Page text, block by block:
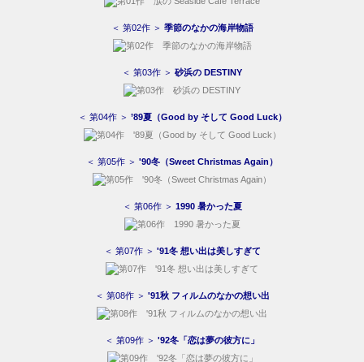
＜ 第02作 ＞ 季節のなかの海岸物語
＜ 第03作 ＞ 砂浜の DESTINY
＜ 第04作 ＞ ’89夏（Good by そして Good Luck）
＜ 第05作 ＞ '90冬（Sweet Christmas Again）
＜ 第06作 ＞ 1990 暑かった夏
＜ 第07作 ＞ '91冬 想い出は美しすぎて
＜ 第08作 ＞ '91秋 フィルムのなかの想い出
＜ 第09作 ＞ '92冬「恋は夢の彼方に」